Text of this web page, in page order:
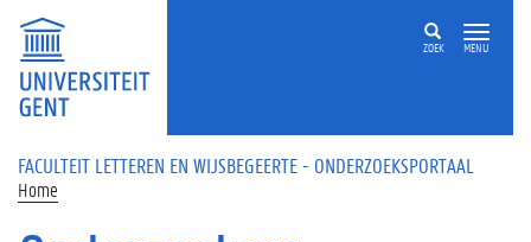
Overslaan en naar de inhoud gaan
ZOEK MENU
FACULTEIT LETTEREN EN WIJSBEGEERTE - ONDERZOEKSPORTAAL
Home